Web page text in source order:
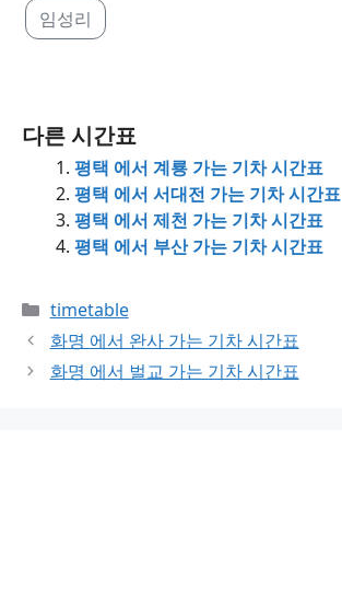
임성리
다른 시간표
평택 에서 계룡 가는 기차 시간표
평택 에서 서대전 가는 기차 시간표
평택 에서 제천 가는 기차 시간표
평택 에서 부산 가는 기차 시간표
Categories
timetable
화명 에서 완사 가는 기차 시간표
화명 에서 벌교 가는 기차 시간표